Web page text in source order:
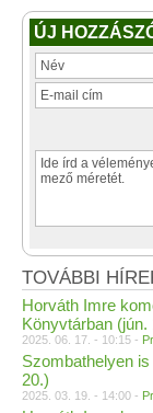
ÚJ
TOVÁBBI
Horváth Imre
Könyvtárban (jún.
2025. 06. 17. - 10:15 -
Szombathelyen
20.)
2025. 03. 19. - 14:00 -